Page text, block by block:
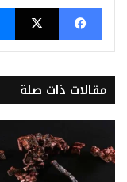
فيسبوك ‫X
مقالات ذات صلة